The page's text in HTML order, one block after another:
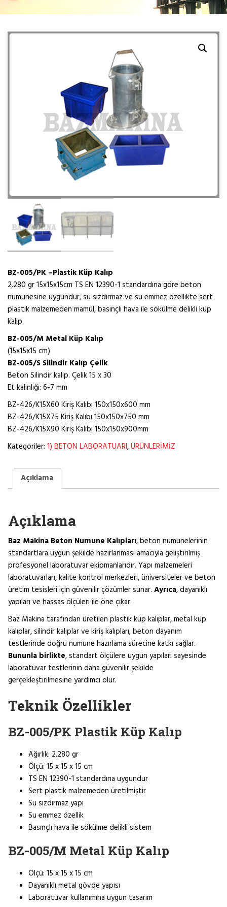
BZ-005/PK –Plastik Küp Kalıp
2.280 gr 15x15x15cm TS EN 12390-1 standardına göre beton
numunesine uygundur, su sızdırmaz ve su emmez özellikte sert
plastik malzemeden mamül, basınçlı hava ile sökülme delikli küp
kalıp.
BZ-005/M Metal Küp Kalıp
(15x15x15 cm)
BZ-005/S Silindir Kalıp Çelik
Beton Silindir kalıp. Çelik 15 x 30
Et kalınlığı: 6-7 mm
BZ-426/K15X60 Kiriş Kalıbı 150x150x600 mm
BZ-426/K15X75 Kiriş Kalıbı 150x150x750 mm
BZ-426/K15X90 Kiriş Kalıbı 150x150x900mm
Kategoriler: 1) BETON LABORATUARI,ÜRÜNLERİMİZ
Açıklama
Açıklama
Baz Makina Beton Numune Kalıpları, beton numunelerinin
standartlara uygun şekilde hazırlanması amacıyla geliştirilmiş
profesyonel laboratuvar ekipmanlarıdır. Yapı malzemeleri
laboratuvarları, kalite kontrol merkezleri, üniversiteler ve beton
üretim tesisleri için güvenilir çözümler sunar. Ayrıca, dayanıklı
yapıları ve hassas ölçüleri ile öne çıkar.
Baz Makina tarafından üretilen plastik küp kalıplar, metal küp
kalıplar, silindir kalıplar ve kiriş kalıpları; beton dayanım
testlerinde doğru numune hazırlama sürecine katkı sağlar.
Bununla birlikte, standart ölçülere uygun yapıları sayesinde
laboratuvar testlerinin daha güvenilir şekilde
gerçekleştirilmesine yardımcı olur.
Teknik Özellikler
BZ-005/PK Plastik Küp Kalıp
Ağırlık: 2.280 gr
Ölçü: 15 x 15 x 15 cm
TS EN 12390-1 standardına uygundur
Sert plastik malzemeden üretilmiştir
Su sızdırmaz yapı
Su emmez özellik
Basınçlı hava ile sökülme delikli sistem
BZ-005/M Metal Küp Kalıp
Ölçü: 15 x 15 x 15 cm
Dayanıklı metal gövde yapısı
Laboratuvar kullanımına uygun tasarım